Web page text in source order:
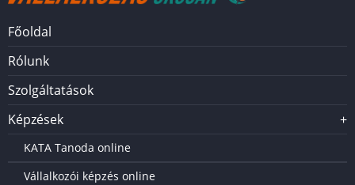
Menü
Főoldal
Rólunk
Szolgáltatások
Képzések
+
KATA Tanoda online
Vállalkozói képzés online